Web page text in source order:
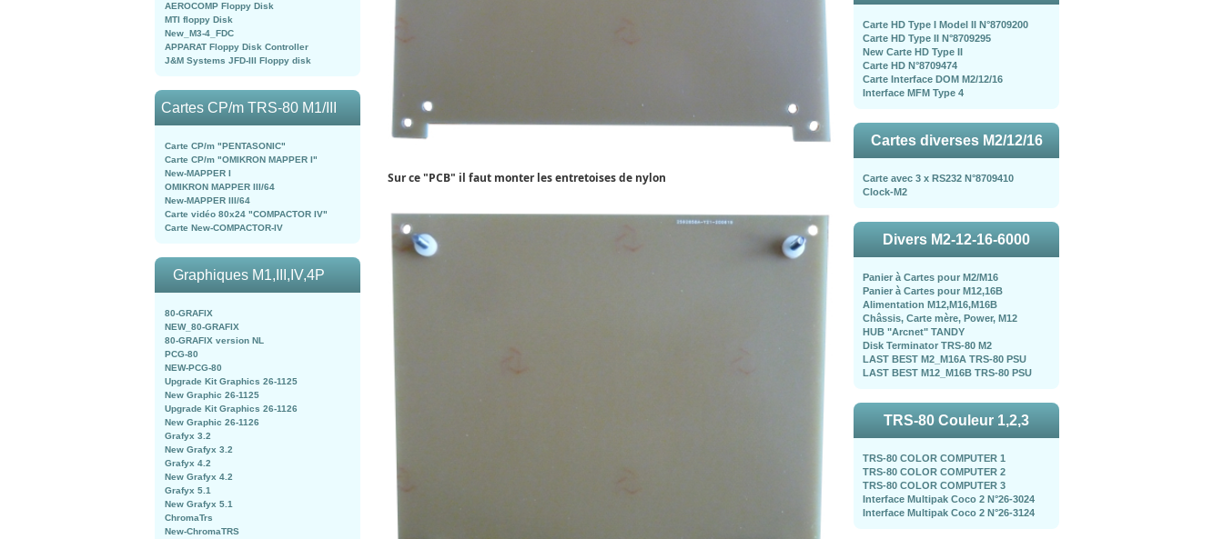
AEROCOMP Floppy Disk
MTI floppy Disk
New_M3-4_FDC
APPARAT Floppy Disk Controller
J&M Systems JFD-III Floppy disk
Cartes CP/m TRS-80 M1/III
Carte CP/m "PENTASONIC"
Carte CP/m "OMIKRON MAPPER I"
New-MAPPER I
OMIKRON MAPPER III/64
New-MAPPER III/64
Carte vidéo 80x24 "COMPACTOR IV"
Carte New-COMPACTOR-IV
Graphiques M1,III,IV,4P
80-GRAFIX
NEW_80-GRAFIX
80-GRAFIX version NL
PCG-80
NEW-PCG-80
Upgrade Kit Graphics 26-1125
New Graphic 26-1125
Upgrade Kit Graphics 26-1126
New Graphic 26-1126
Grafyx 3.2
New Grafyx 3.2
Grafyx 4.2
New Grafyx 4.2
Grafyx 5.1
New Grafyx 5.1
ChromaTrs
New-ChromaTRS
Sur ce "PCB" il faut monter les entretoises de nylon
Carte HD Type I Model II N°8709200
Carte HD Type II N°8709295
New Carte HD Type II
Carte HD N°8709474
Carte Interface DOM M2/12/16
Interface MFM Type 4
Cartes diverses M2/12/16
Carte avec 3 x RS232 N°8709410
Clock-M2
Divers M2-12-16-6000
Panier à Cartes pour M2/M16
Panier à Cartes pour M12,16B
Alimentation M12,M16,M16B
Châssis, Carte mère, Power, M12
HUB "Arcnet" TANDY
Disk Terminator TRS-80 M2
LAST BEST M2_M16A TRS-80 PSU
LAST BEST M12_M16B TRS-80 PSU
TRS-80 Couleur 1,2,3
TRS-80 COLOR COMPUTER 1
TRS-80 COLOR COMPUTER 2
TRS-80 COLOR COMPUTER 3
Interface Multipak Coco 2 N°26-3024
Interface Multipak Coco 2 N°26-3124